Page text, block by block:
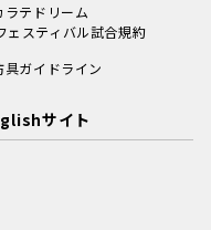
ラテドリーム
ェスティバル試合規約
具ガイドライン
サイト